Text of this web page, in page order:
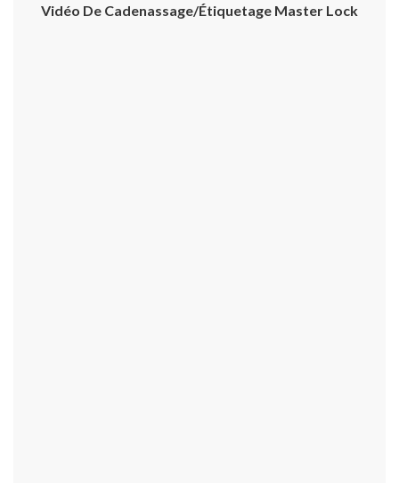
Vidéo De Cadenassage/étiquetage Master Lock